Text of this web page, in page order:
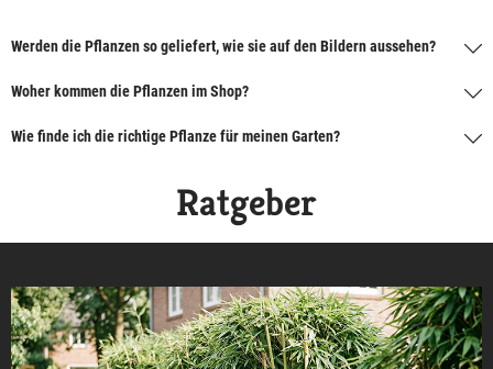
Werden die Pflanzen so geliefert, wie sie auf den Bildern aussehen?
Woher kommen die Pflanzen im Shop?
Wie finde ich die richtige Pflanze für meinen Garten?
Ratgeber